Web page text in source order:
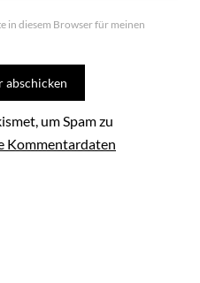
in diesem Browser für meinen
um Spam zu
Kommentardaten